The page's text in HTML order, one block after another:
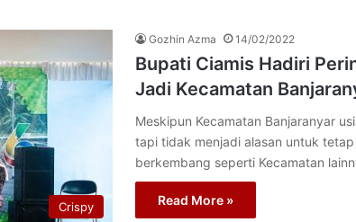
Crispy
Gozhin Azma 14/02/2022
Bupati Ciamis Hadiri
Jadi Kecamatan
Meskipun Kecamatan Banjaranyar
tapi tidak menjadi alasan untuk tetap
berkembang seperti Kecamatan
Read More »